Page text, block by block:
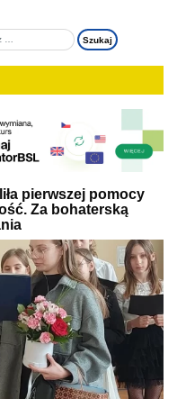
pierwszej pomocy
Za bohaterską